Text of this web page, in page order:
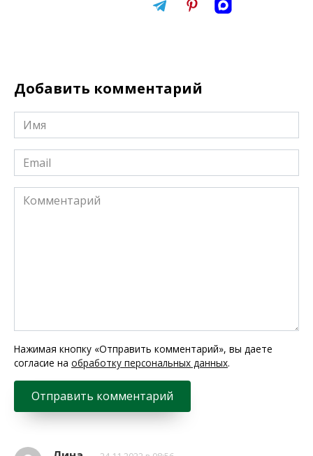
Добавить комментарий
Имя
*
Email
*
Комментарий
Нажимая кнопку «Отправить комментарий», вы даете
согласие на обработку персональных данных.